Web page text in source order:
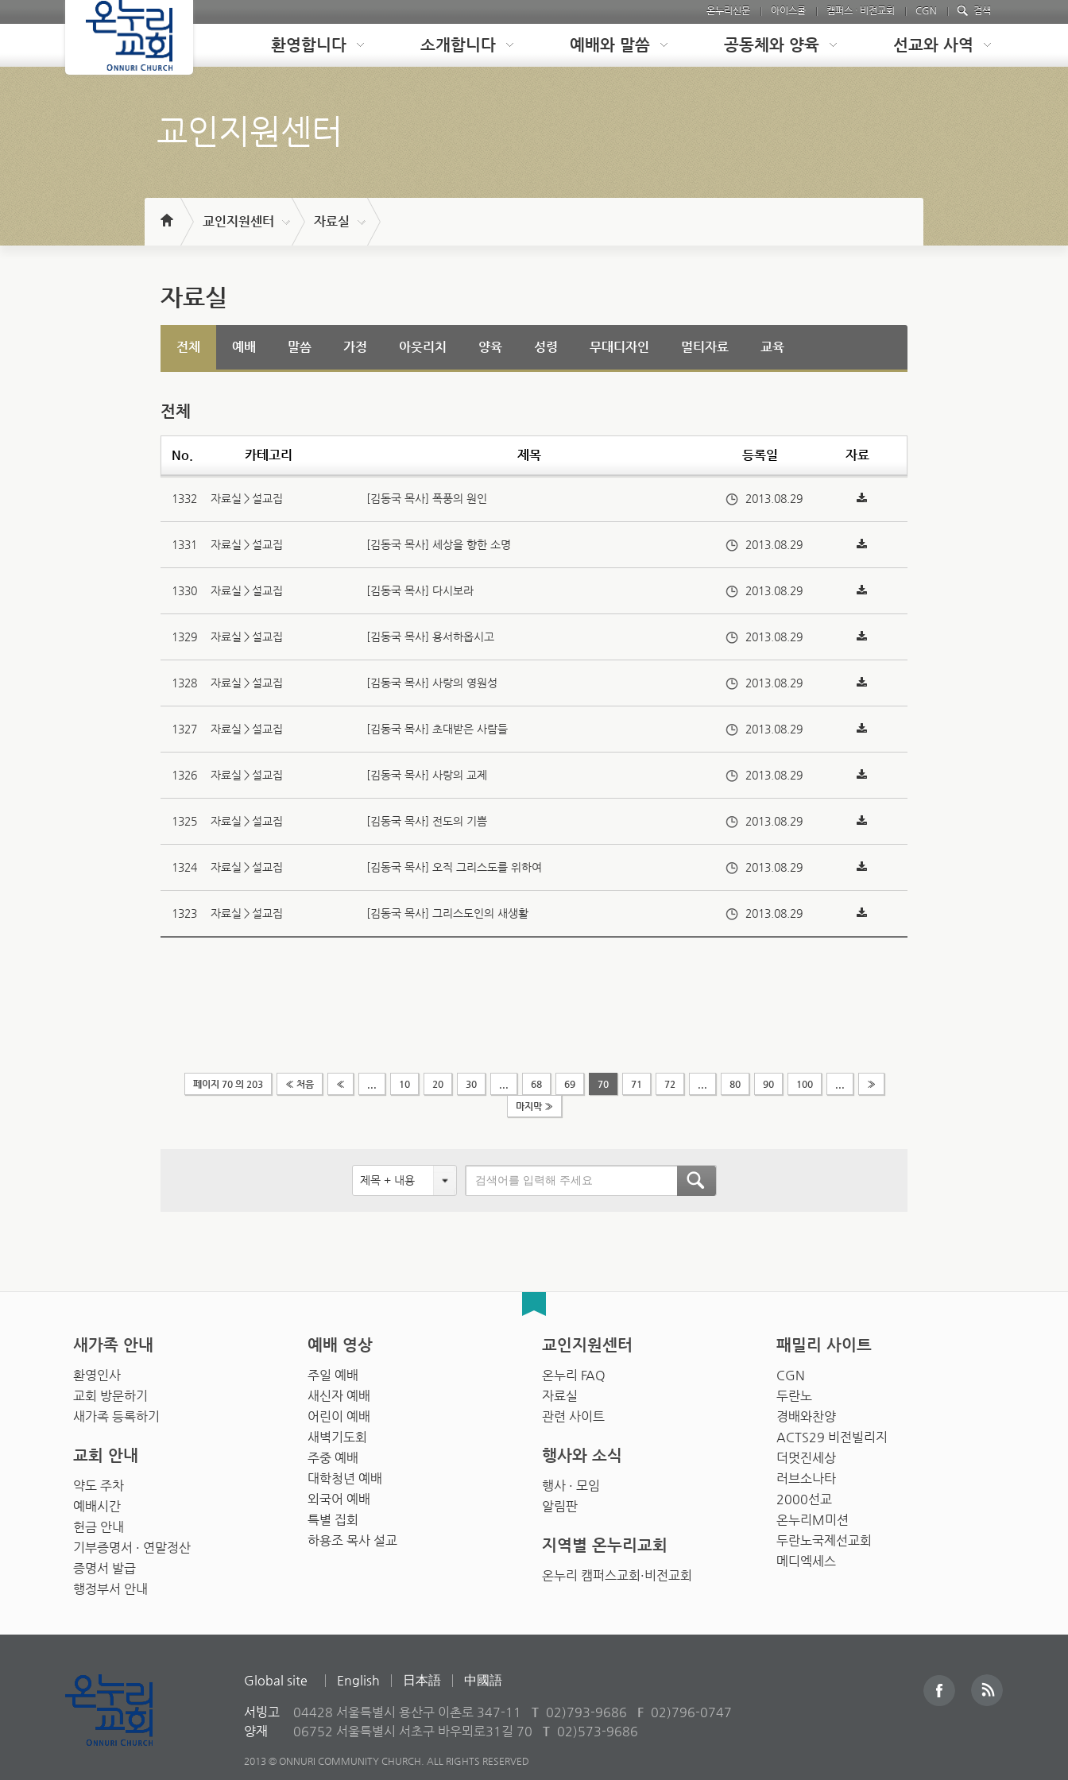
온누리신문 아이스쿨 캠퍼스 · 비전교회 CGN 검색
Loading 환영합니다 소개합니다 예배와 말씀 공동체와 양육 선교와 사역
교인지원센터
교인지원센터 자료실
자료실
전체 예배 말씀 가정 아웃리치 양육 성령 무대디자인 멀티자료 교육
전체
No. 카테고리 제목 등록일 자료
1332 자료실＞설교집 [김동국 목사] 폭풍의 원인 2013.08.29
1331 자료실＞설교집 [김동국 목사] 세상을 향한 소명 2013.08.29
1330 자료실＞설교집 [김동국 목사] 다시보라 2013.08.29
1329 자료실＞설교집 [김동국 목사] 용서하옵시고 2013.08.29
1328 자료실＞설교집 [김동국 목사] 사랑의 영원성 2013.08.29
1327 자료실＞설교집 [김동국 목사] 초대받은 사람들 2013.08.29
1326 자료실＞설교집 [김동국 목사] 사랑의 교제 2013.08.29
1325 자료실＞설교집 [김동국 목사] 전도의 기쁨 2013.08.29
1324 자료실＞설교집 [김동국 목사] 오직 그리스도를 위하여 2013.08.29
1323 자료실＞설교집 [김동국 목사] 그리스도인의 새생활 2013.08.29
페이지 70 의 203 « 처음 « 10 20 30 68 69 70 71 72 80 90 100
»
마지막 »
제목 + 내용
새가족 안내
환영인사
교회 방문하기
새가족 등록하기
예배 영상
주일 예배
새신자 예배
어린이 예배
새벽기도회
주중 예배
대학청년 예배
외국어 예배
특별 집회
하용조 목사 설교
교인지원센터
온누리 FAQ
자료실
관련 사이트
패밀리 사이트
CGN
두란노
경배와찬양
ACTS29 비전빌리지
더멋진세상
러브소나타
2000선교
온누리M미션
두란노국제선교회
메디엑세스
교회 안내
약도 주차
예배시간
헌금 안내
기부증명서 · 연말정산
증명서 발급
행정부서 안내
행사와 소식
행사 · 모임
알림판
지역별 온누리교회
온누리 캠퍼스교회·비전교회
Global site English 日本語 中國語
서빙고 04428 서울특별시 용산구 이촌로 347-11 T 02)793-9686 F 02)796-0747
양재
06752 서울특별시 서초구 바우뫼로31길 70 T 02)573-9686
2013 © ONNURI COMMUNITY CHURCH. ALL RIGHTS RESERVED